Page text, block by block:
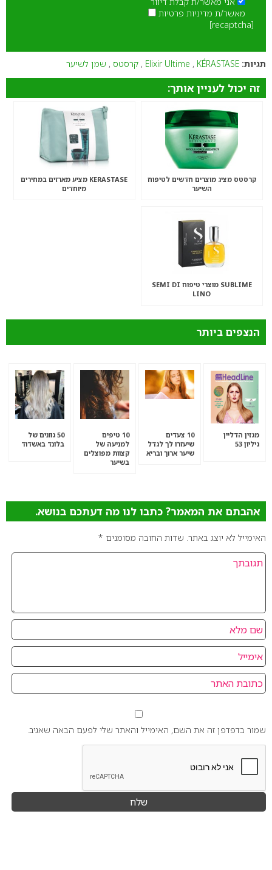
מאשר/ת מדיניות פרטיות
[recaptcha]
תגיות: Elixir Ultime , KÉRASTASE
, קרסטס , שמן לשיער
זה יכול לעניין אותך:
קרסטס מציג מוצרים חדשים לטיפוח
השיער
KERASTASE מציע מארזים במחירים
מיוחדים
SUBLIME מוצרי טיפוח SEMI DI
LINO
הנצפים ביותר
מגזין הדליין
גיליון 53
10 צעדים
שיעזרו לך לגדל
שיער ארוך ובריא
10 טיפים
למניעה של
קצוות מפוצלים
בשיער
50 גוונים של
בלונד באשדוד
אהבתם את המאמר? כתבו לנו מה דעתכם בנושא.
האימייל לא יוצג באתר. שדות החובה מסומנים *
שמור בדפדפן זה את השם, האימייל והאתר שלי לפעם הבאה שאגיב.